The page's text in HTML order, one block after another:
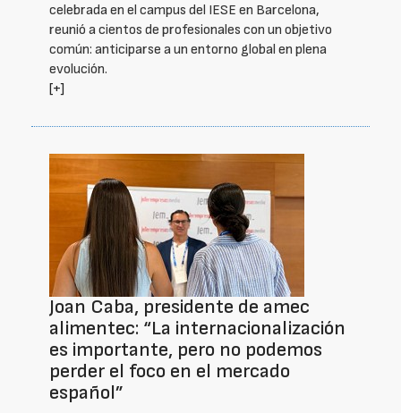
celebrada en el campus del IESE en Barcelona,
reunió a cientos de profesionales con un objetivo
común: anticiparse a un entorno global en plena
evolución.
[+]
Joan Caba, presidente de amec
alimentec: “La internacionalización
es importante, pero no podemos
perder el foco en el mercado
español”